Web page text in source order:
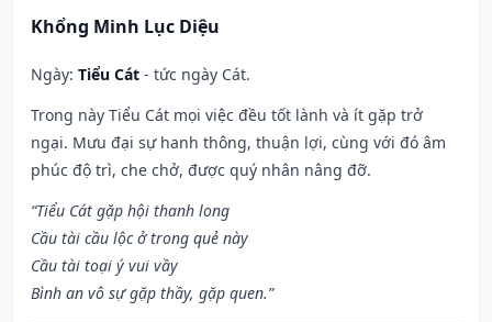
Khổng Minh Lục Diệu
Ngày: Tiểu Cát - tức ngày Cát.
Trong này Tiểu Cát mọi việc đều tốt lành và ít gặp trở
ngại. Mưu đại sự hanh thông, thuận lợi, cùng với đó âm
phúc độ trì, che chở, được quý nhân nâng đỡ.
“Tiểu Cát gặp hội thanh long
Cầu tài cầu lộc ở trong quẻ này
Cầu tài toại ý vui vầy
Bình an vô sự gặp thầy, gặp quen.”